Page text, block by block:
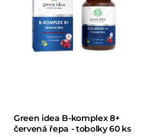
Green idea B-komplex 8+
červená řepa - tobolky 60 ks